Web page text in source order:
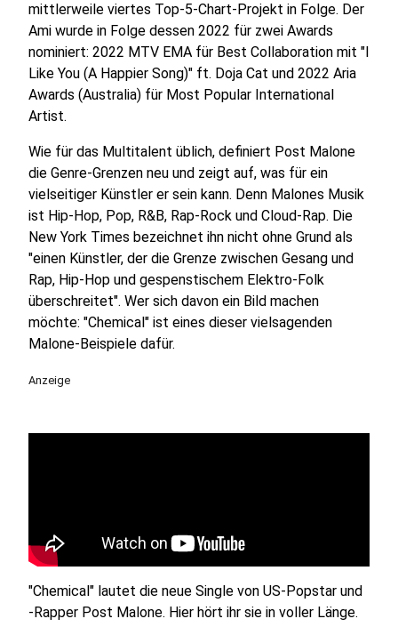
mittlerweile viertes Top-5-Chart-Projekt in Folge. Der
Ami wurde in Folge dessen 2022 für zwei Awards
nominiert: 2022 MTV EMA für Best Collaboration mit "I
Like You (A Happier Song)" ft. Doja Cat und 2022 Aria
Awards (Australia) für Most Popular International
Artist.
Wie für das Multitalent üblich, definiert Post Malone
die Genre-Grenzen neu und zeigt auf, was für ein
vielseitiger Künstler er sein kann. Denn Malones Musik
ist Hip-Hop, Pop, R&B, Rap-Rock und Cloud-Rap. Die
New York Times bezeichnet ihn nicht ohne Grund als
"einen Künstler, der die Grenze zwischen Gesang und
Rap, Hip-Hop und gespenstischem Elektro-Folk
überschreitet". Wer sich davon ein Bild machen
möchte: "Chemical" ist eines dieser vielsagenden
Malone-Beispiele dafür.
Anzeige
"Chemical" lautet die neue Single von US-Popstar und
-Rapper Post Malone. Hier hört ihr sie in voller Länge.